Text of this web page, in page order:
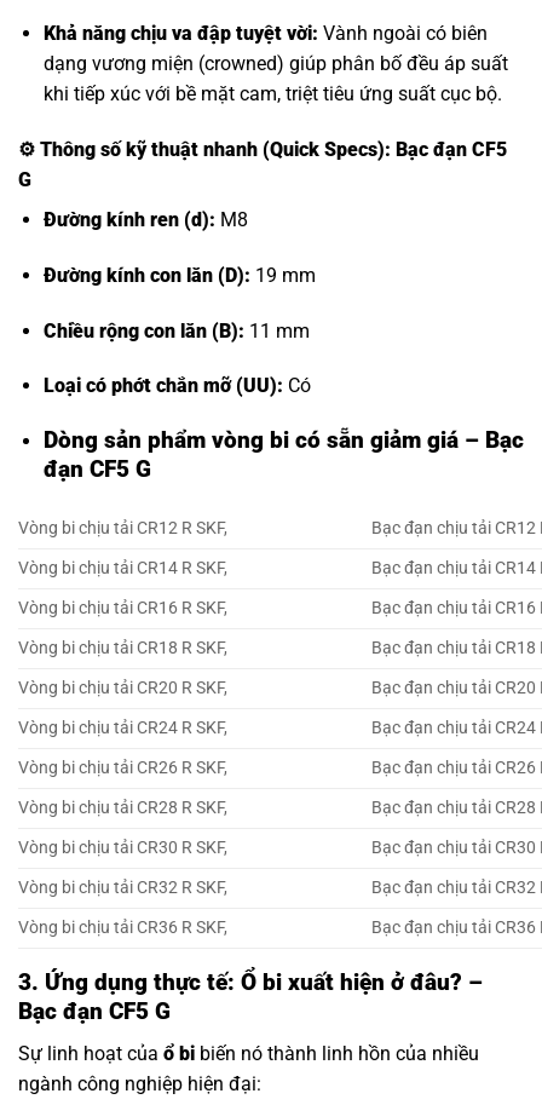
Khả năng chịu va đập tuyệt vời: Vành ngoài có biên
dạng vương miện (crowned) giúp phân bố đều áp suất
khi tiếp xúc với bề mặt cam, triệt tiêu ứng suất cục bộ.
⚙️ Thông số kỹ thuật nhanh (Quick Specs): Bạc đạn CF5
G
Đường kính ren (d): M8
Đường kính con lăn (D): 19 mm
Chiều rộng con lăn (B): 11 mm
Loại có phớt chắn mỡ (UU): Có
Dòng sản phẩm vòng bi có sẵn giảm giá – Bạc
đạn CF5 G
Vòng bi chịu tải CR12 R SKF,
Bạc đạn chịu tải CR12
Vòng bi chịu tải CR14 R SKF,
Bạc đạn chịu tải CR14
Vòng bi chịu tải CR16 R SKF,
Bạc đạn chịu tải CR16
Vòng bi chịu tải CR18 R SKF,
Bạc đạn chịu tải CR18
Vòng bi chịu tải CR20 R SKF,
Bạc đạn chịu tải CR20
Vòng bi chịu tải CR24 R SKF,
Bạc đạn chịu tải CR24
Vòng bi chịu tải CR26 R SKF,
Bạc đạn chịu tải CR26
Vòng bi chịu tải CR28 R SKF,
Bạc đạn chịu tải CR28
Vòng bi chịu tải CR30 R SKF,
Bạc đạn chịu tải CR30
Vòng bi chịu tải CR32 R SKF,
Bạc đạn chịu tải CR32
Vòng bi chịu tải CR36 R SKF,
Bạc đạn chịu tải CR36
3. Ứng dụng thực tế: Ổ bi xuất hiện ở đâu? –
Bạc đạn CF5 G
Sự linh hoạt của ổ bi biến nó thành linh hồn của nhiều
ngành công nghiệp hiện đại: